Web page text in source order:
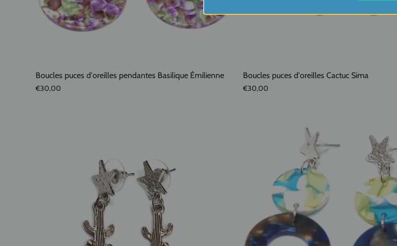
Boucles puces d'oreilles pendantes Basilique Émilienne
€30,00
Boucles puces d'oreilles Cactuc Sima
€30,00